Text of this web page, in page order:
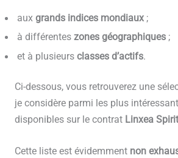
aux grands indices mondiaux;
à différentes zones géographiques;
et à plusieurs classes d’actifs.
Ci-dessous, vous retrouverez une
je considère parmi les plus
disponibles sur le contrat Linxea
Cette liste est évidemment non